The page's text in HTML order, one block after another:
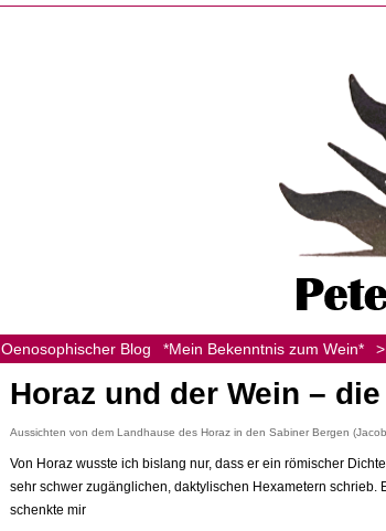
Oenosophischer Blog *Mein Bekenntnis zum Wein*
Horaz und der Wein –
Aussichten von dem Landhause des Horaz in den Sabiner Bergen
Von Horaz wusste ich bislang nur, dass er ein römischer
sehr schwer zugänglichen, daktylischen Hexametern schrieb.
schenkte mir